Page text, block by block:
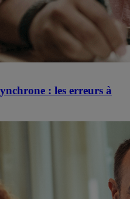
: les erreurs à